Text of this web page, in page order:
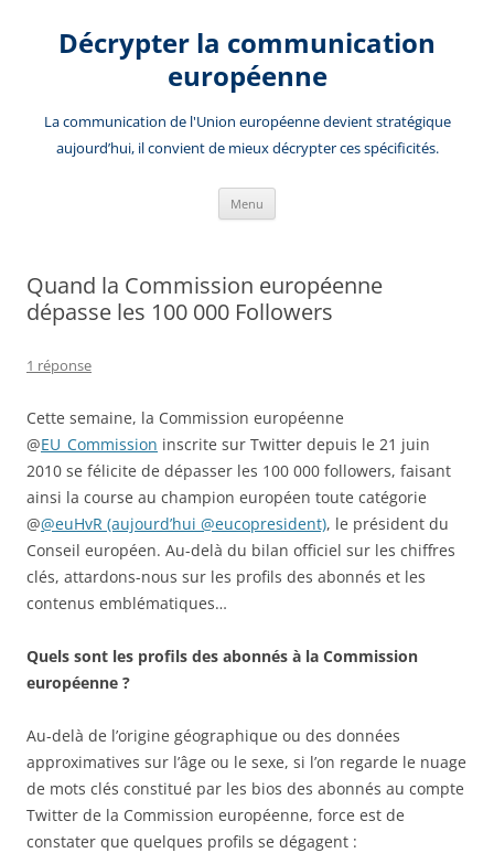
contenuDécrypter la communication
européenne
La communication de l'Union européenne devient stratégique
aujourd’hui, il convient de mieux décrypter ces spécificités.
Menu
Quand la Commission européenne
dépasse les 100 000 Followers
1 réponse
Cette semaine, la Commission européenne
@EU_Commission inscrite sur Twitter depuis le 21 juin
2010 se félicite de dépasser les 100 000 followers, faisant
ainsi la course au champion européen toute catégorie
@@euHvR (aujourd’hui @eucopresident), le président du
Conseil européen. Au-delà du bilan officiel sur les chiffres
clés, attardons-nous sur les profils des abonnés et les
contenus emblématiques…
Quels sont les profils des abonnés à la Commission
européenne ?
Au-delà de l’origine géographique ou des données
approximatives sur l’âge ou le sexe, si l’on regarde le nuage
de mots clés constitué par les bios des abonnés au compte
Twitter de la Commission européenne, force est de
constater que quelques profils se dégagent :